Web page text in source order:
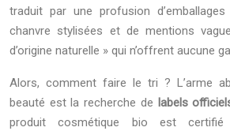
traduit par une profusion
chanvre stylisées et de mentions
d’origine naturelle » qui n’offrent aucune
Alors, comment faire le tri ? L’arme
beauté est la recherche de labels
produit cosmétique bio est